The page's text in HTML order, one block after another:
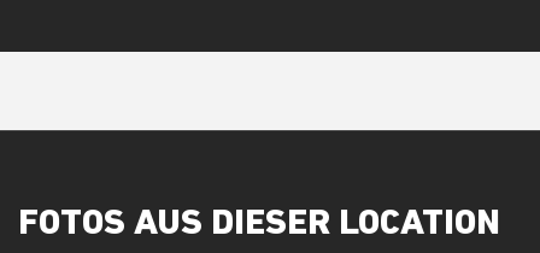
FOTOS AUS DIESER LOCATION